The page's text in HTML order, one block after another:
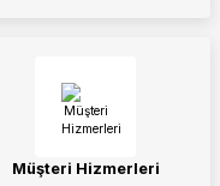
Müşteri Hizmerleri